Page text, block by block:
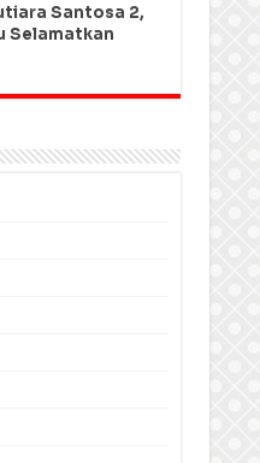
Santosa 2,
Selamatkan